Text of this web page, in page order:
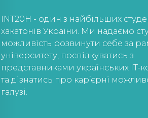
INT20H - один з найбільших
хакатонів України. Ми надаємо
можливість розвинути себе за
університету, поспілкуватись з
представниками українських IT-
та дізнатись про кар’єрні
галузі.